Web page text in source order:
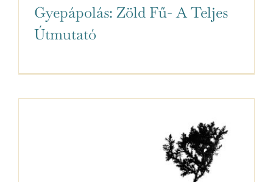
Gyepápolás: Zöld Fű- A Teljes
Útmutató